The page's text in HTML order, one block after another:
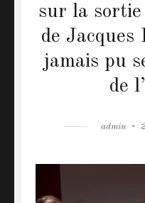
sur la
de Jacques
jamais pu
de
Author
admin